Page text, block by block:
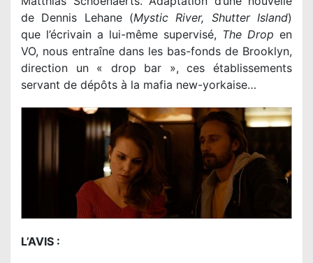
de Dennis Lehane (Mystic River, Shutter Island)
que l’écrivain a lui-même supervisé, The Drop en
VO, nous entraîne dans les bas-fonds de Brooklyn,
direction un « drop bar », ces établissements
servant de dépôts à la mafia new-yorkaise…
L’AVIS :